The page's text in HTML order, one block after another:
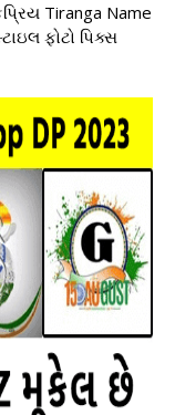
Tiranga Name
ફોટો પિક્સ